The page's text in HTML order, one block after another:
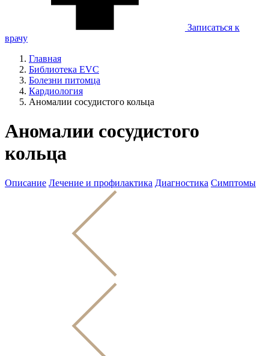
Записаться к
врачу
Главная
Библиотека EVC
Болезни питомца
Кардиология
Аномалии сосудистого кольца
Аномалии сосудистого
кольца
Описание Лечение и профилактика Диагностика Симптомы